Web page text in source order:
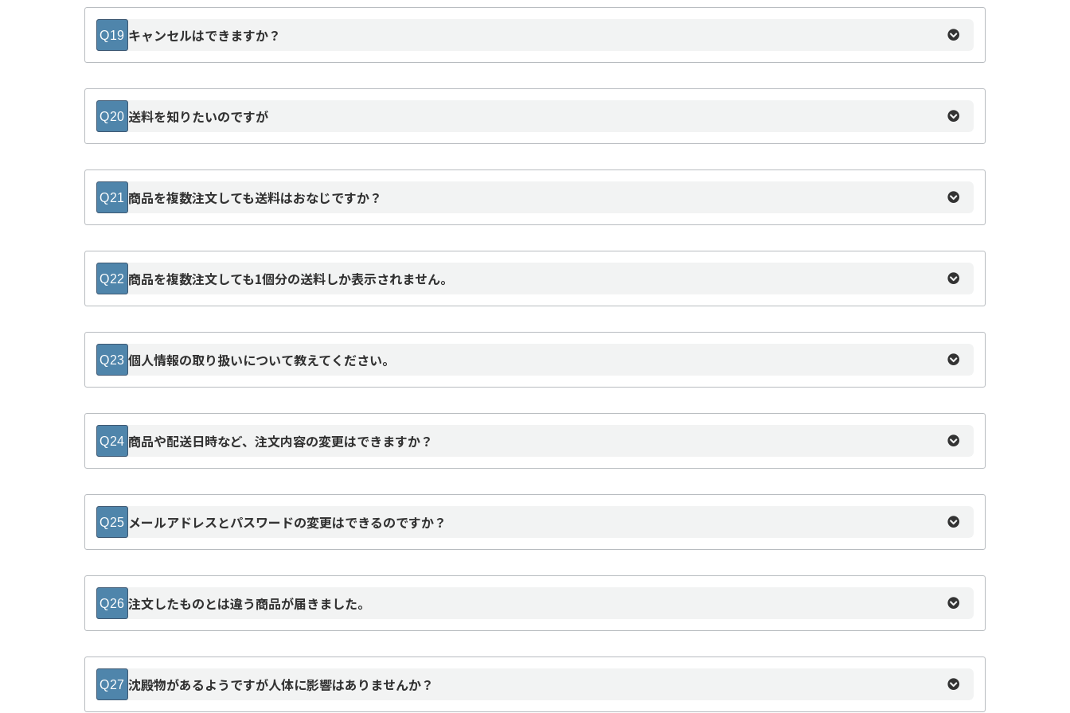
Q19 キャンセルはできますか？
＜注意事項＞
Q20 送料を知りたいのですが
「送料について」
Q21 商品を複数注文しても送料はおなじですか？
Q22 商品を複数注文しても1個分の送料しか表示されません。
Q23 個人情報の取り扱いについて教えてください。
＜セキュリティについて＞
Q24 商品や配送日時など、注文内容の変更はできますか？
Q25 メールアドレスとパスワードの変更はできるのですか？
Q26 注文したものとは違う商品が届きました。
お問い合わせフォーム
Q27 沈殿物があるようですが人体に影響はありませんか？